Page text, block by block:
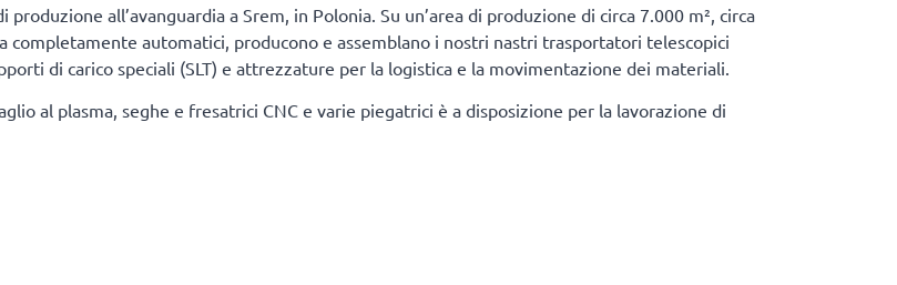
all’avanguardia a Srem, in Polonia. Su un’area di produzione di circa 7.000 m², circa
automatici, producono e assemblano i nostri nastri trasportatori telescopici
di carico speciali (SLT) e attrezzature per la logistica e la movimentazione dei materiali.
al plasma, seghe e fresatrici CNC e varie piegatrici è a disposizione per la lavorazione di